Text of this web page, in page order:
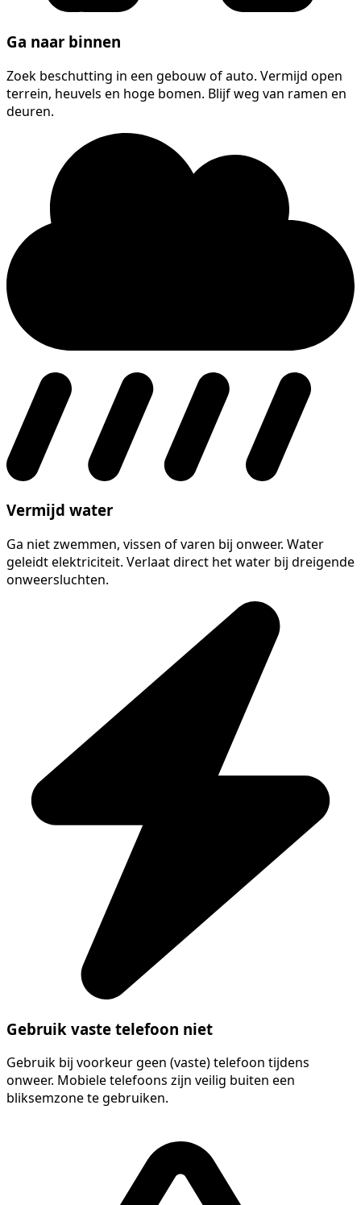
Ga naar binnen
Zoek beschutting in een gebouw of auto. Vermijd open
terrein, heuvels en hoge bomen. Blijf weg van ramen en
deuren.
Vermijd water
Ga niet zwemmen, vissen of varen bij onweer. Water
geleidt elektriciteit. Verlaat direct het water bij dreigende
onweersluchten.
Gebruik vaste telefoon niet
Gebruik bij voorkeur geen (vaste) telefoon tijdens
onweer. Mobiele telefoons zijn veilig buiten een
bliksemzone te gebruiken.